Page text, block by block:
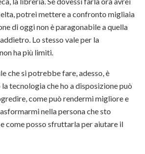
potrei mettere a confronto migliaia
di oggi non è paragonabile a quella
Lo stesso vale per la
ha più limiti.
che si potrebbe fare, adesso, è
tecnologia che ho a disposizione può
come può rendermi migliore e
nella persona che sto
come posso sfruttarla per aiutare il